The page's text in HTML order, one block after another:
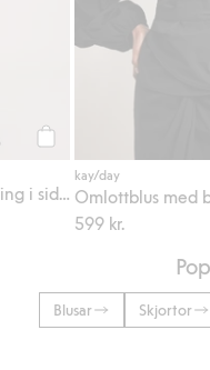
Omlottbyxor med knytning i sidan
kay/day
Omlottblus med
599 kr.
Blusar Skjortor